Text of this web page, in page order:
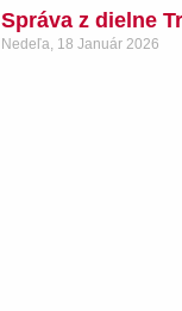
Správa z dielne
Nedeľa, 18 Január 2026